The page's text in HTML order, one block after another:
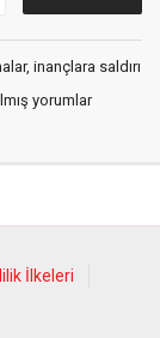
inançlara saldırı
yorumlar
İlkeleri